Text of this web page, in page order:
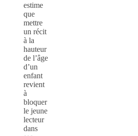
estime
que
mettre
un récit
à la
hauteur
de l’âge
d’un
enfant
revient
à
bloquer
le jeune
lecteur
dans